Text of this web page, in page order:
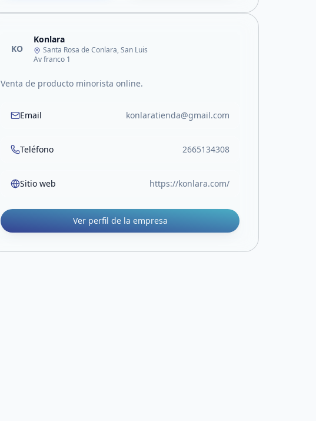
KO
Konlara
Santa Rosa de Conlara, San Luis
Av franco 1
Venta de producto minorista online.
Email konlaratienda@gmail.com
Teléfono 2665134308
Sitio web https://konlara.com/
Ver perfil de la empresa